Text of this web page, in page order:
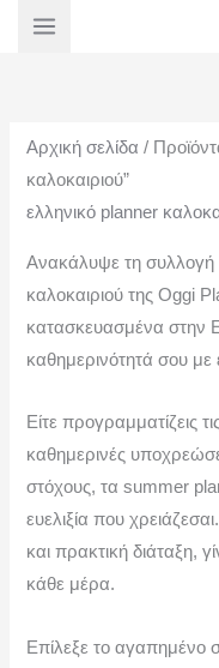
Μετάβαση
Αρχική σελίδα /
καλοκαιριού”
ελληνικό planner
Ανακάλυψε τη συλλογή
καλοκαιριού της Oggi
κατασκευασμένα στην
καθημερινότητά σου με
Είτε προγραμματίζεις
καθημερινές
στόχους, τα summer
ευελιξία που
και πρακτική διάταξη,
κάθε μέρα.
Επίλεξε το αγαπημένο